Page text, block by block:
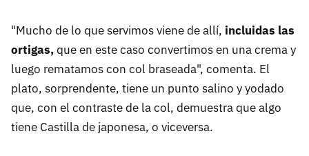
"Mucho de lo que servimos viene de allí, incluidas las
ortigas,que en este caso convertimos en una crema y
luego rematamos con col braseada", comenta. El
plato, sorprendente, tiene un punto salino y yodado
que, con el contraste de la col, demuestra que algo
tiene Castilla de japonesa, o viceversa.